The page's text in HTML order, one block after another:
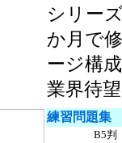
シリー
か月で
ージ構
業界待
練習問題集
B5判